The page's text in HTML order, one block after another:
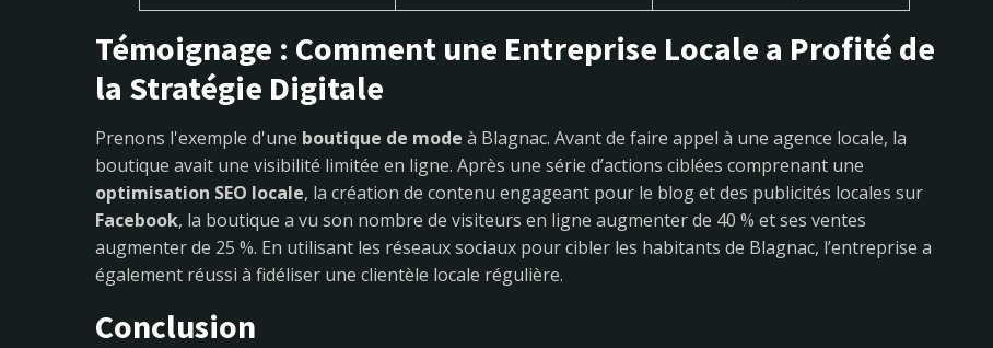
Témoignage : Comment une Entreprise Locale a Profité de
la Stratégie Digitale
Prenons l'exemple d'une boutique de mode à Blagnac. Avant de faire appel à une agence locale, la
boutique avait une visibilité limitée en ligne. Après une série d’actions ciblées comprenant une
optimisation SEO locale, la création de contenu engageant pour le blog et des publicités locales sur
Facebook, la boutique a vu son nombre de visiteurs en ligne augmenter de 40 % et ses ventes
augmenter de 25 %. En utilisant les réseaux sociaux pour cibler les habitants de Blagnac, l’entreprise a
également réussi à fidéliser une clientèle locale régulière.
Conclusion